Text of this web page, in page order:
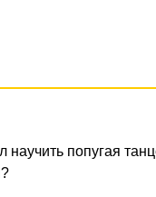
научить попугая